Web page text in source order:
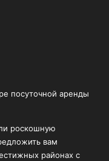
посуточной аренды
роскошную
вам
районах с